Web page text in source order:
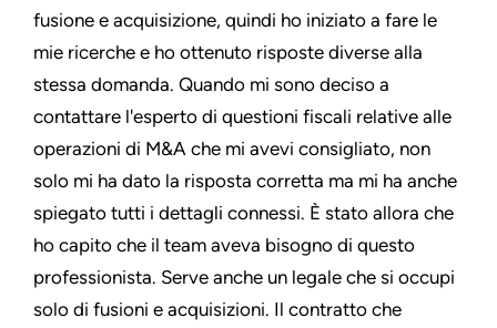
fusione e acquisizione, quindi ho iniziato a fare le
mie ricerche e ho ottenuto risposte diverse alla
stessa domanda. Quando mi sono deciso a
contattare l'esperto di questioni fiscali relative alle
operazioni di M&A che mi avevi consigliato, non
solo mi ha dato la risposta corretta ma mi ha anche
spiegato tutti i dettagli connessi. È stato allora che
ho capito che il team aveva bisogno di questo
professionista. Serve anche un legale che si occupi
solo di fusioni e acquisizioni. Il contratto che